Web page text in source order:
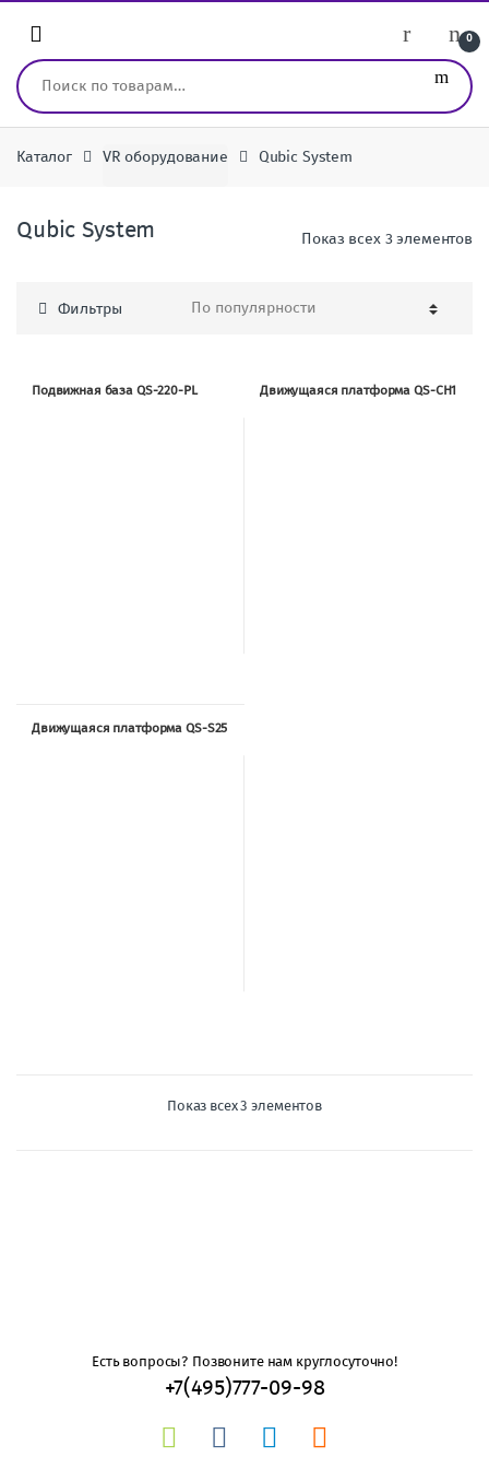
0
Искать:
Каталог VR оборудование Qubic System
Qubic System Показ всех 3 элементов
Фильтры
Подвижная база QS-220-PL Движущаяся платформа QS-CH1
Движущаяся платформа QS-S25
Показ всех 3 элементов
Есть вопросы? Позвоните нам круглосуточно!
+7(495)777-09-98